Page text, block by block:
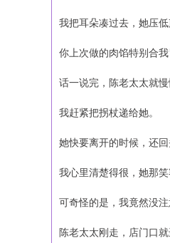
我把耳朵凑过去，她压
你上次做的肉馅特别合
话一说完，陈老太太就慢
我赶紧把拐杖递给她。
她快要离开的时候，还
我心里清楚得很，她那
可奇怪的是，我竟然没
陈老太太刚走，店门口就